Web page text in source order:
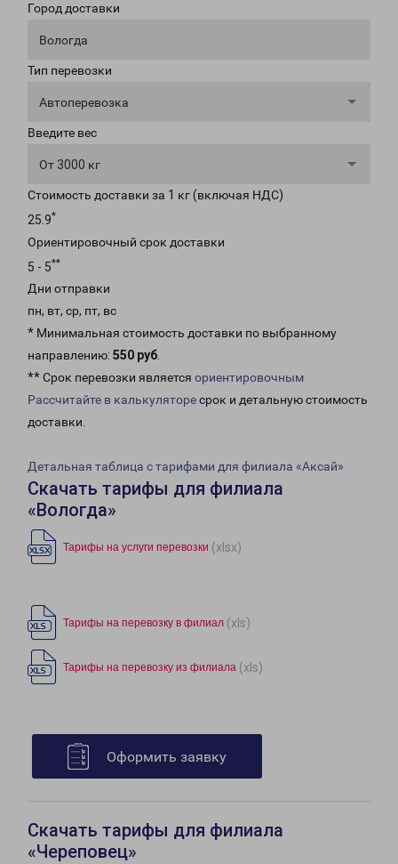
Город доставки
Вологда
Тип перевозки
Автоперевозка
Введите вес
От 3000 кг
Стоимость доставки за 1 кг (включая НДС)
25.9*
Ориентировочный срок доставки
5 - 5**
Дни отправки
пн, вт, ср, пт, вс
* Минимальная стоимость доставки по выбранному
направлению: 550 руб.
** Срок перевозки является ориентировочным
Рассчитайте в калькуляторесрок и детальную стоимость
доставки.
Детальная таблица с тарифами для филиала «Аксай»
Скачать тарифы для филиала
«Вологда»
Тарифы на услуги перевозки (xlsx)
Тарифы на перевозку в филиал (xls)
Тарифы на перевозку из филиала (xls)
Оформить заявку
Скачать тарифы для филиала
«Череповец»